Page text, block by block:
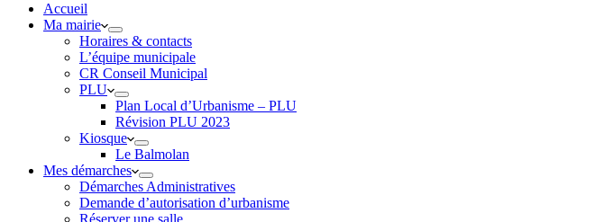
Accueil
Ma mairie
Horaires & contacts
L’équipe municipale
CR Conseil Municipal
PLU
Plan Local d’Urbanisme – PLU
Révision PLU 2023
Kiosque
Le Balmolan
Mes démarches
Démarches Administratives
Demande d’autorisation d’urbanisme
Réserver une salle